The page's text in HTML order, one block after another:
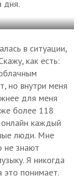
дня.
в ситуации,
как есть:
но внутри меня
для меня
более 118
каждый
люди. Мне
не знают
Я никогда
это понимает.